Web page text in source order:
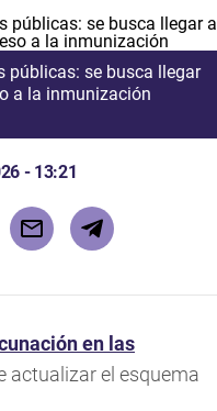
públicas: se busca llegar
a la inmunización
- 13:21
en las
actualizar el esquema